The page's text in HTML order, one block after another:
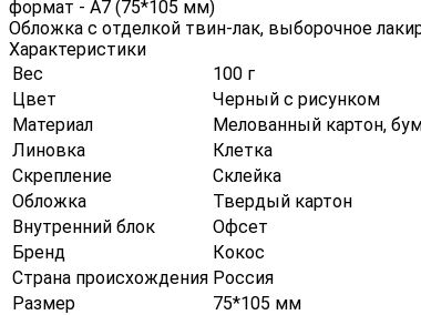
формат - А7 (75*105 мм)
Обложка с отделкой твин-лак, выборочное
Характеристики
Вес
100 г
Цвет
Черный с рисунком
Материал
Мелованный картон,
Линовка
Клетка
Скрепление
Склейка
Обложка
Твердый картон
Внутренний блок
Офсет
Бренд
Кокос
Страна происхождения Россия
Размер
75*105 мм